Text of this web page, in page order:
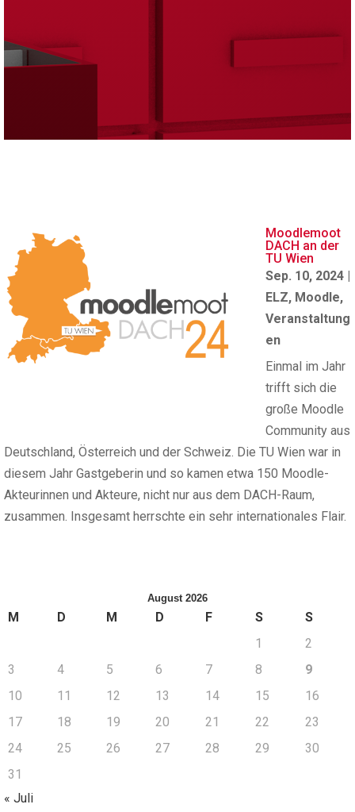
Moodlemoot
DACH an der
TU Wien
Sep. 10, 2024 |
ELZ, Moodle,
Veranstaltung
en
Einmal im Jahr
trifft sich die
große Moodle
Community aus
Deutschland, Österreich und der Schweiz. Die TU Wien war in
diesem Jahr Gastgeberin und so kamen etwa 150 Moodle-
Akteurinnen und Akteure, nicht nur aus dem DACH-Raum,
zusammen. Insgesamt herrschte ein sehr internationales Flair.
August 2026
M D M D F S
S
1
2
3
4 5 6 7 8
9
10
11 12 13 14 15
16
17
18 19 20 21 22
23
24
25 26 27 28 29
30
31
« Juli